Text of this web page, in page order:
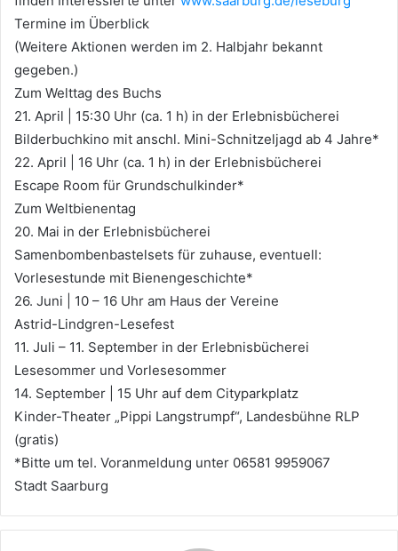
Termine im Überblick
(Weitere Aktionen werden im 2. Halbjahr bekannt
gegeben.)
Zum Welttag des Buchs
21. April | 15:30 Uhr (ca. 1 h) in der Erlebnisbücherei
Bilderbuchkino mit anschl. Mini-Schnitzeljagd ab 4 Jahre*
22. April | 16 Uhr (ca. 1 h) in der Erlebnisbücherei
Escape Room für Grundschulkinder*
Zum Weltbienentag
20. Mai in der Erlebnisbücherei
Samenbombenbastelsets für zuhause, eventuell:
Vorlesestunde mit Bienengeschichte*
26. Juni | 10 – 16 Uhr am Haus der Vereine
Astrid-Lindgren-Lesefest
11. Juli – 11. September in der Erlebnisbücherei
Lesesommer und Vorlesesommer
14. September | 15 Uhr auf dem Cityparkplatz
Kinder-Theater „Pippi Langstrumpf“, Landesbühne RLP
(gratis)
*Bitte um tel. Voranmeldung unter 06581 9959067
Stadt Saarburg